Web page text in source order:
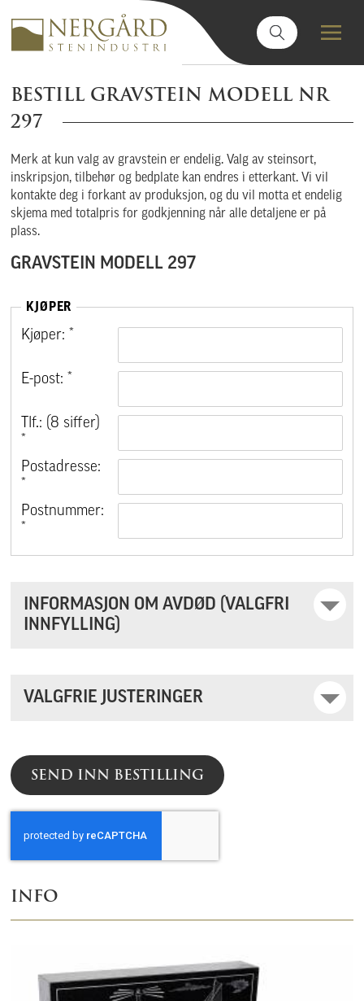
INFO
BESTILL GRAVSTEIN MODELL NR
297
Merk at kun valg av gravstein er endelig. Valg av steinsort,
inskripsjon, tilbehør og bedplate kan endres i etterkant. Vi vil
kontakte deg i forkant av produksjon, og du vil motta et endelig
skjema med totalpris for godkjenning når alle detaljene er på
plass.
GRAVSTEIN MODELL 297
KJØPER
Kjøper: *
E-post: *
Tlf.: (8 siffer)
Postadresse:
Postnummer:
INFORMASJON OM AVDØD (VALGFRI
INNFYLLING)
VALGFRIE JUSTERINGER
SEND INN BESTILLING